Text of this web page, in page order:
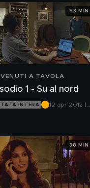
A TAVOLA
1 - Su al nord
INTERA
12 apr 2012 |
53 MIN
38 MIN